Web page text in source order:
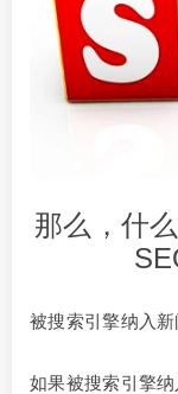
那么，什
被搜索引擎纳入
如果被搜索引擎